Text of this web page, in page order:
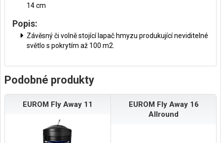
14 cm
Popis:
Závěsný či volně stojící lapač hmyzu produkující neviditelné
světlo s pokrytím až 100 m2.
Podobné produkty
EUROM Fly Away 11
EUROM Fly Away 16
Allround